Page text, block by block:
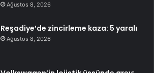
Ağustos 8, 2026
Reşadiye’de zincirleme kaza: 5 yaralı
Ağustos 8, 2026